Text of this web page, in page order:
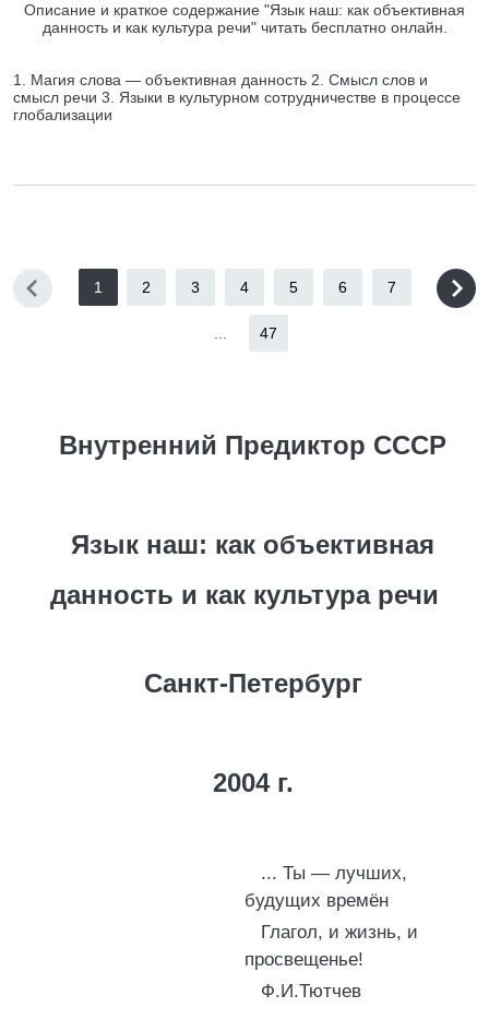
Описание и краткое содержание "Язык наш: как объективная
данность и как культура речи" читать бесплатно онлайн.
1. Магия слова — объективная данность 2. Смысл слов и
смысл речи 3. Языки в культурном сотрудничестве в процессе
глобализации
1 2 3 4 5 6 7
47
Внутренний Предиктор СССР
Язык наш: как объективная
данность и как культура речи
Санкт-Петербург
2004 г.
... Ты — лучших,
будущих времён
Глагол, и жизнь, и
просвещенье!
Ф.И.Тютчев